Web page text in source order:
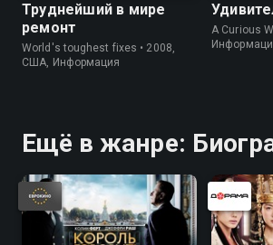
Труднейший в мире
ремонт
World's toughest fixes • 2008,
США, Информация
A Curious
Ещё в жанре: